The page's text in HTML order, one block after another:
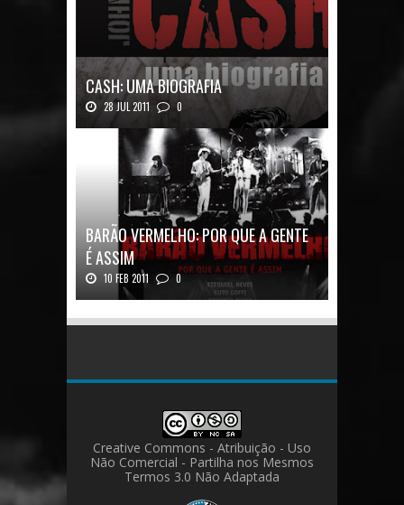
CASH: UMA BIOGRAFIA
28 JUL 2011 0
Quadrinhos alemães contam a história de um
BARÃO VERMELHO: POR QUE A GENTE
É ASSIM
10 FEB 2011 0
Barão Vermelho: Por que a Gente é
Creative Commons - Atribuição - Uso
Não Comercial - Partilha nos Mesmos
Termos 3.0 Não Adaptada